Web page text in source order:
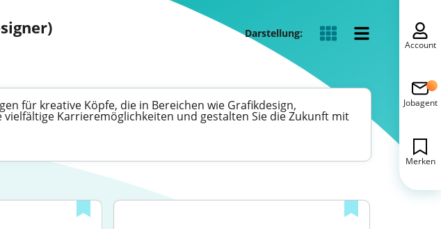
Darstellung:
für kreative Köpfe, die in Bereichen wie Grafikdesign,
Karrieremöglichkeiten und gestalten Sie die Zukunft mit
Account
Jobagent
Merken